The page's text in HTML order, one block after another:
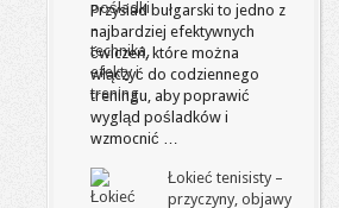
Przysiad bułgarski to jedno z
najbardziej efektywnych
ćwiczeń, które można
włączyć do codziennego
treningu, aby poprawić
wygląd pośladków i
wzmocnić …
Łokieć tenisisty –
przyczyny, objawy